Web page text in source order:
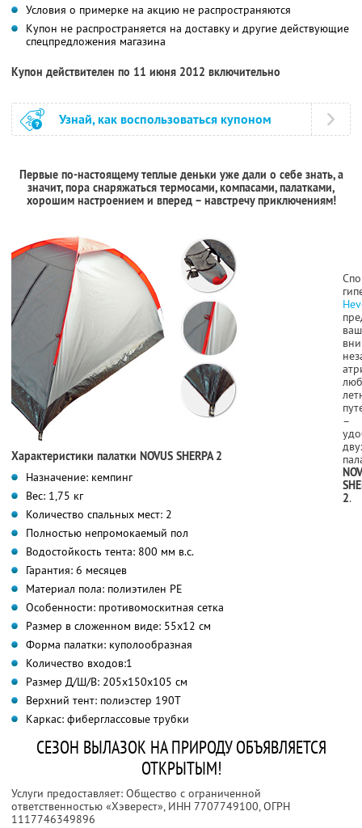
Условия о примерке на акцию не распространяются
Купон не распространяется на доставку и другие действующие
спецпредложения магазина
Купон действителен по 11 июня 2012 включительно
Узнай, как воспользоваться купоном
Первые по-настоящему теплые деньки уже дали о себе знать, а
значит, пора снаряжаться термосами, компасами, палатками,
хорошим настроением и вперед – навстречу приключениям!
–
2.
Характеристики палатки NOVUS SHERPA 2
Назначение: кемпинг
Вес: 1,75 кг
Количество спальных мест: 2
Полностью непромокаемый пол
Водостойкость тента: 800 мм в.с.
Гарантия: 6 месяцев
Материал пола: полиэтилен PE
Особенности: противомоскитная сетка
Размер в сложенном виде: 55х12 см
Форма палатки: куполообразная
Количество входов:1
Размер Д/Ш/В: 205х150х105 см
Верхний тент: полиэстер 190Т
Каркас: фиберглассовые трубки
СЕЗОН ВЫЛАЗОК НА ПРИРОДУ ОБЪЯВЛЯЕТСЯ
ОТКРЫТЫМ!
Услуги предоставляет: Общество с ограниченной
ответственностью «Хэверест», ИНН 7707749100, ОГРН
1117746349896